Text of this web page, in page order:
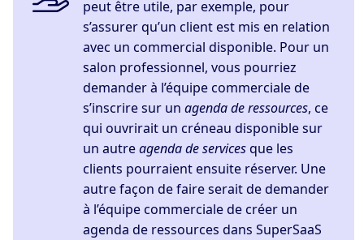
peut être utile, par exemple, pour
s’assurer qu’un client est mis en relation
avec un commercial disponible. Pour un
salon professionnel, vous pourriez
demander à l’équipe commerciale de
s’inscrire sur unagenda de ressources, ce
qui ouvrirait un créneau disponible sur
un autreagenda de servicesque les
clients pourraient ensuite réserver. Une
autre façon de faire serait de demander
à l’équipe commerciale de créer un
agenda de ressources dans SuperSaaS